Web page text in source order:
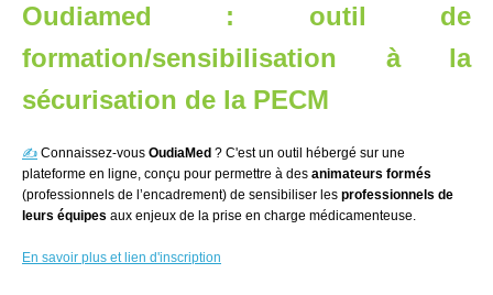
Oudiamed : outil de
formation/sensibilisation à la
sécurisation de la PECM
✍️ Connaissez-vous OudiaMed ? C'est un outil hébergé sur une
plateforme en ligne, conçu pour permettre à des animateurs formés
(professionnels de l’encadrement) de sensibiliser les professionnels de
leurs équipes aux enjeux de la prise en charge médicamenteuse.
En savoir plus et lien d'inscription